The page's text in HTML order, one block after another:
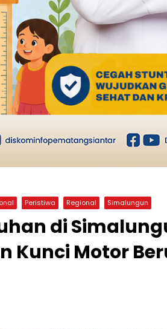
Peristiwa Regional Simalungun
di
Kunci Motor